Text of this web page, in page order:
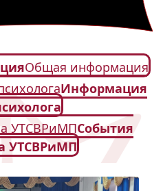
Общая информация
Информация
УТСВРиМПСобытия
УТСВРиМП